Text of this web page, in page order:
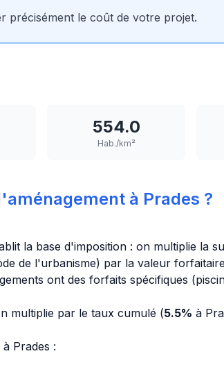
précisément le coût de votre projet.
554.0
Hab./km²
à Prades ?
la base d'imposition : on multiplie la
de l'urbanisme) par la valeur
ont des forfaits spécifiques
multiplie par le taux cumulé (5.5% à
Prades :